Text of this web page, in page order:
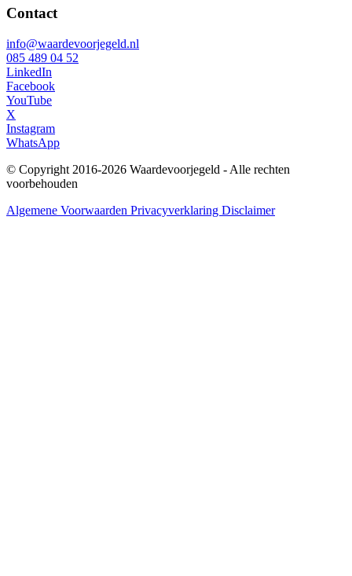
Contact
info@waardevoorjegeld.nl
085 489 04 52
LinkedIn
Facebook
YouTube
X
Instagram
WhatsApp
© Copyright 2016-2026 Waardevoorjegeld - Alle rechten
voorbehouden
Algemene Voorwaarden Privacyverklaring Disclaimer